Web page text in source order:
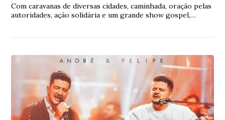
Com caravanas de diversas cidades, caminhada, oração pelas
autoridades, ação solidária e um grande show gospel,